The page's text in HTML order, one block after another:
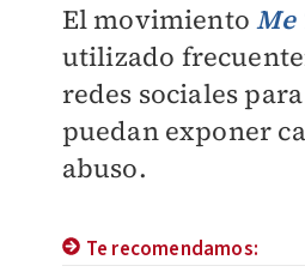
El movimientoMe
utilizado
redes sociales
puedan exponer
abuso.
Te recomendamos: